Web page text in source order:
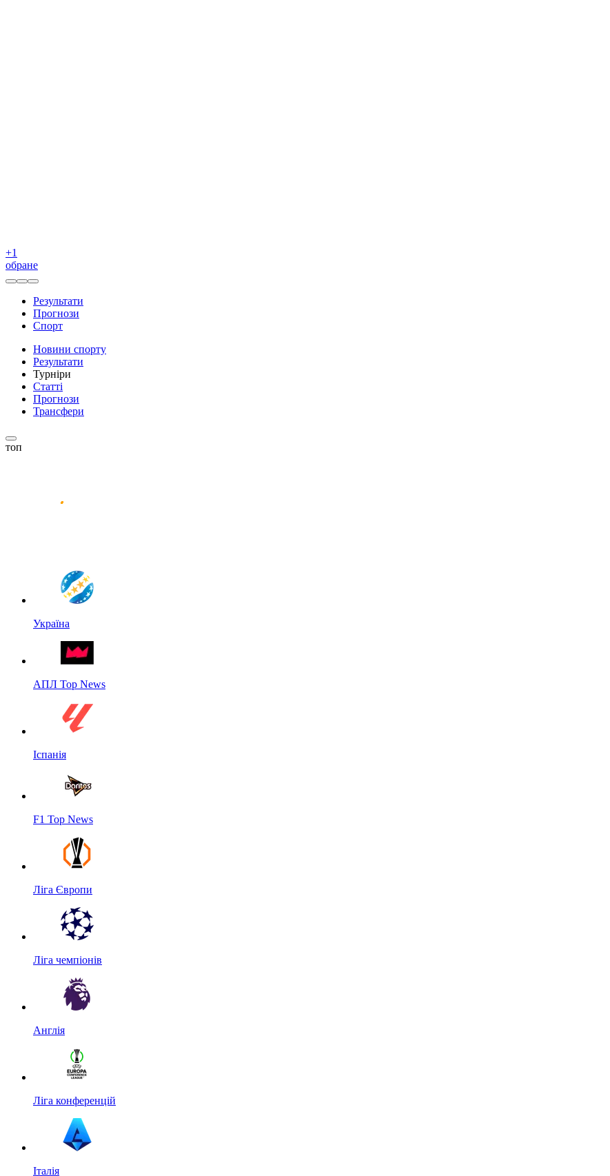
+1
обране
Результати
Прогнози
Спорт
Новини спорту
Результати
Турніри
Статті
Прогнози
Трансфери
топ
Україна
АПЛ Top News
Іспанія
F1 Top News
Ліга Європи
Ліга чемпіонів
Англія
Ліга конференцій
Італія